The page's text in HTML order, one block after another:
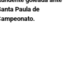
Paula de